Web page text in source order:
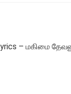
lyrics – மகிமை